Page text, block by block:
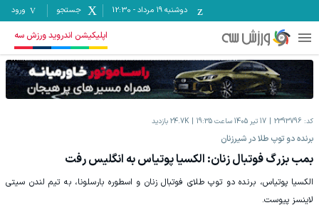
دوشنبه ۱۹ مرداد -
12:30 جستجو ورود
اپلیکیشن اندروید ورزش سه
کد: 2393796 17 تیر 1405 ساعت 19:35 24.7K بازدید
برنده دو توپ طلا در شیرزنان
بمب بزرگ فوتبال زنان: الکسیا پوتیاس به انگلیس رفت
الکسیا پوتیاس، برنده دو توپ طلای فوتبال زنان و اسطوره بارسلونا، به تیم لندن سیتی
لاینسز پیوست.